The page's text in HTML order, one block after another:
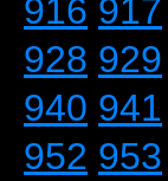
916 917
928 929
940 941
952 953